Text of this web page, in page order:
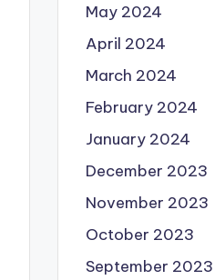
May 2024
April 2024
March 2024
February 2024
January 2024
December 2023
November 2023
October 2023
September 2023